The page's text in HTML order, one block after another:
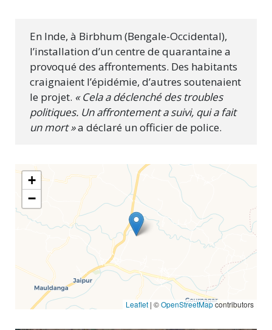
En Inde, à Birbhum (Bengale-Occidental),
l’installation d’un centre de quarantaine a
provoqué des affrontements. Des habitants
craignaient l’épidémie, d’autres soutenaient
le projet. « Cela a déclenché des troubles
politiques. Un affrontement a suivi, qui a fait
un mort »a déclaré un officier de police.
+
−
Leaflet | ©OpenStreetMapcontributors